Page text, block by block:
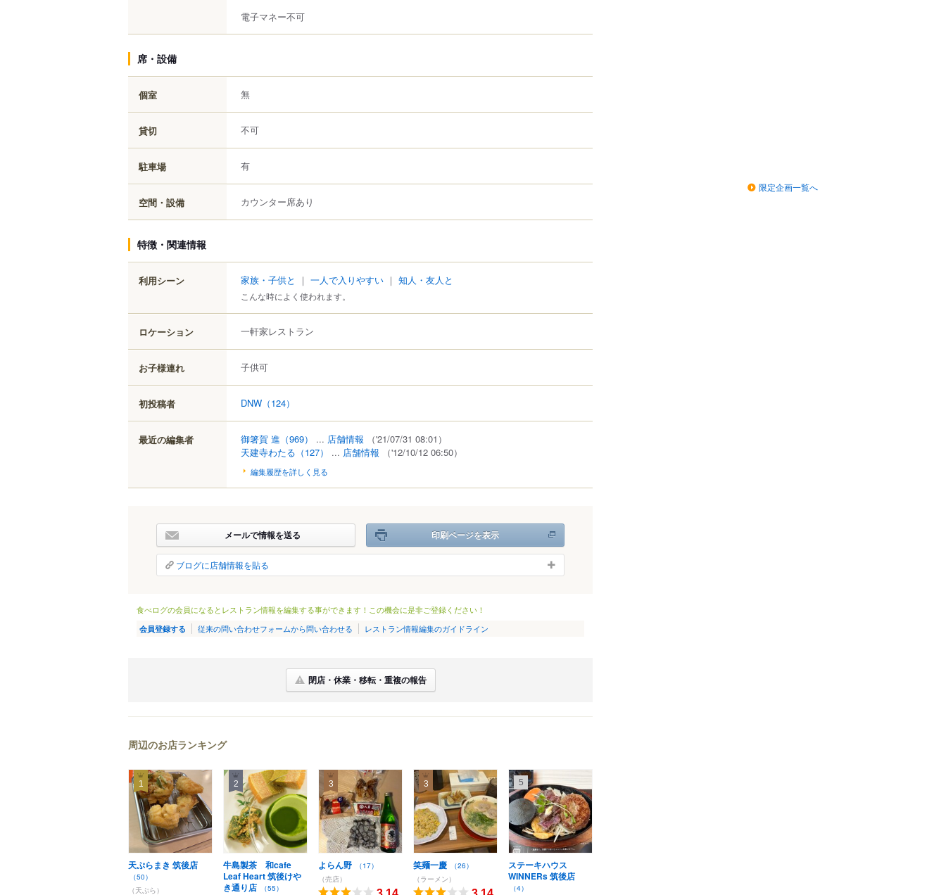
電子マネー不可
席・設備
個室 無
貸切 不可
駐車場 有
空間・設備 カウンター席あり
特徴・関連情報
利用シーン 家族・子供と ｜ 一人で入りやすい ｜ 知人・友人と
こんな時によく使われます。
ロケーション 一軒家レストラン
お子様連れ 子供可
初投稿者 DNW （124）
最近の編集者 御箸賀 進 （969） ... 店舗情報
（'21/07/31 08:01）
天建寺わたる （127） ... 店舗情報 （'12/10/12 06:50）
編集履歴を詳しく見る
メールで情報を送る 印刷ページを表示
ブログに店舗情報を貼る
食べログの会員になるとレストラン情報を編集する事ができます！この機会に是非ご登録ください！
会員登録する 従来の問い合わせフォームから問い合わせる レストラン情報編集のガイドライン
閉店・休業・移転・重複の報告
周辺のお店ランキング
1
天ぷらまき 筑後店
（50）
（天ぷら）
2
牛島製茶 和cafe
Leaf Heart 筑後けや
き通り店
（55）
3
よらん野
（17）
（売店）
3
笑麺一慶
（26）
（ラーメン）
5
ステーキハウス
WINNERs 筑後店
（4）
限定企画一覧へ